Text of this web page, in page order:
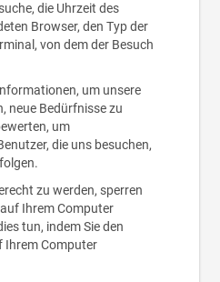
die Uhrzeit des
Browser, den Typ der
von dem der Besuch
um unsere
neue Bedürfnisse zu
um
die uns besuchen,
zu werden, sperren
Ihrem Computer
tun, indem Sie den
Ihrem Computer